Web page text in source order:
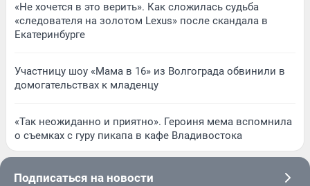
«Не хочется в это верить». Как сложилась судьба
«следователя на золотом Lexus» после скандала в
Екатеринбурге
Участницу шоу «Мама в 16» из Волгограда обвинили в
домогательствах к младенцу
«Так неожиданно и приятно». Героиня мема вспомнила
о съемках с гуру пикапа в кафе Владивостока
Подписаться на новости